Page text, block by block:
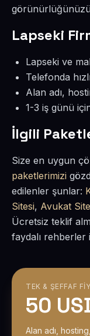
görünürlüğünüzü
Lapseki
Lapseki ve
Telefonda
Alan adı,
1-3 iş günü
İlgili
Size en uygun
paketlerimizi
edilenler şunlar:
Sitesi, Avukat
Ücretsiz teklif
faydalı rehberler
TEK & ŞEFFAF
50
Alan adı,